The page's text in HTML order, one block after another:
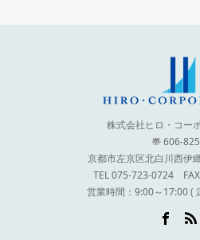
株式会社ヒロ・コー
〠 606-
京都市左京区北白川西伊
TEL 075-723-0724
営業時間：9:00～17:00 (